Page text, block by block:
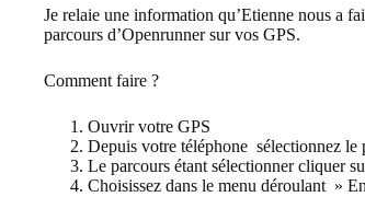
Je relaie une information qu’Etienne nous a
parcours d’Openrunner sur vos GPS.
Comment faire ?
Ouvrir votre GPS
Depuis votre téléphone sélectionnez le
Le parcours étant sélectionner cliquer
Choisissez dans le menu déroulant »